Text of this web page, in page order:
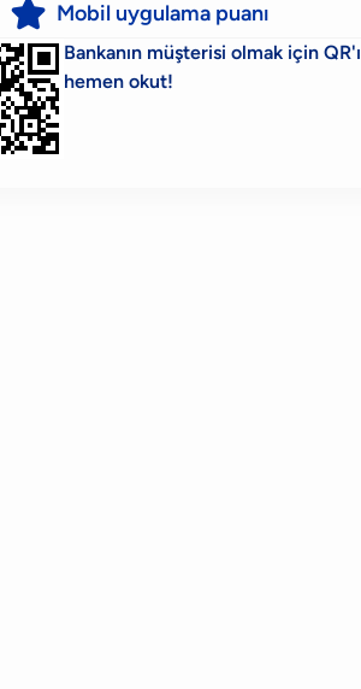
Mobil uygulama puanı

Bankanın müşterisi olmak için QR'ı
hemen okut!